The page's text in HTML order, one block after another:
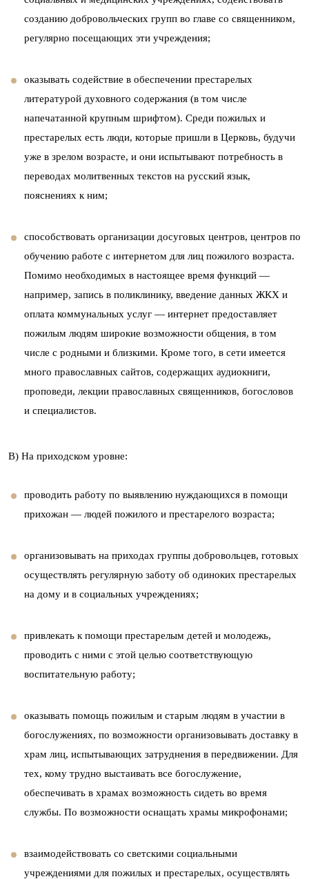
созданию добровольческих групп во главе со священником,
регулярно посещающих эти учреждения;
оказывать содействие в обеспечении престарелых
литературой духовного содержания (в том числе
напечатанной крупным шрифтом). Среди пожилых и
престарелых есть люди, которые пришли в Церковь, будучи
уже в зрелом возрасте, и они испытывают потребность в
переводах молитвенных текстов на русский язык,
пояснениях к ним;
способствовать организации досуговых центров, центров по
обучению работе с интернетом для лиц пожилого возраста.
Помимо необходимых в настоящее время функций —
например, запись в поликлинику, введение данных ЖКХ и
оплата коммунальных услуг — интернет предоставляет
пожилым людям широкие возможности общения, в том
числе с родными и близкими. Кроме того, в сети имеется
много православных сайтов, содержащих аудиокниги,
проповеди, лекции православных священников, богословов
и специалистов.
В) На приходском уровне:
проводить работу по выявлению нуждающихся в помощи
прихожан — людей пожилого и престарелого возраста;
организовывать на приходах группы добровольцев, готовых
осуществлять регулярную заботу об одиноких престарелых
на дому и в социальных учреждениях;
привлекать к помощи престарелым детей и молодежь,
проводить с ними с этой целью соответствующую
воспитательную работу;
оказывать помощь пожилым и старым людям в участии в
богослужениях, по возможности организовывать доставку в
храм лиц, испытывающих затруднения в передвижении. Для
тех, кому трудно выстаивать все богослужение,
обеспечивать в храмах возможность сидеть во время
службы. По возможности оснащать храмы микрофонами;
взаимодействовать со светскими социальными
учреждениями для пожилых и престарелых, осуществлять